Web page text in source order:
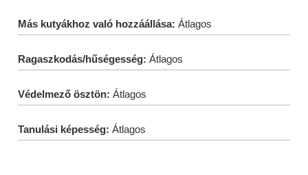
Más kutyákhoz való hozzáállása: Átlagos
Ragaszkodás/hűségesség: Átlagos
Védelmező ösztön: Átlagos
Tanulási képesség: Átlagos